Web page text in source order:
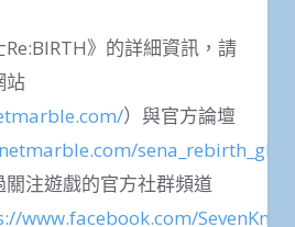
》的詳細資訊，請
站
）與官方論壇
sena_rebirth_gl
注遊戲的官方社群頻道
www.facebook.com/